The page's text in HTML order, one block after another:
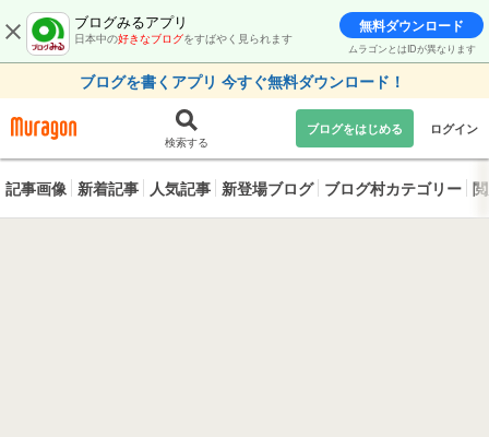
ブログみるアプリ
日本中の好きなブログをすばやく見られます
無料ダウンロード
ムラゴンとはIDが異なります
ブログを書くアプリ 今すぐ無料ダウンロード！
検索する
ブログをはじめる ログイン
記事画像 新着記事 人気記事 新登場ブログ ブログ村カテゴリー